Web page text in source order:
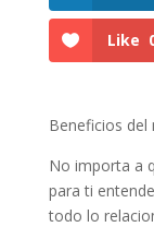
Like
Beneficios del
No importa a
para ti
todo lo